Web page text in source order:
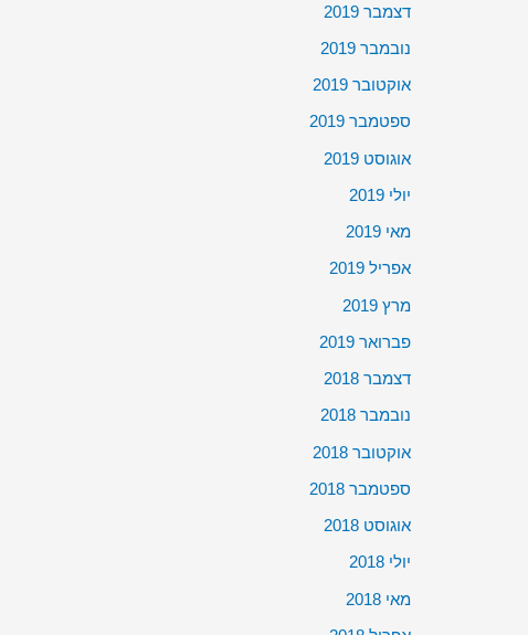
דצמבר 2019
נובמבר 2019
אוקטובר 2019
ספטמבר 2019
אוגוסט 2019
יולי 2019
מאי 2019
אפריל 2019
מרץ 2019
פברואר 2019
דצמבר 2018
נובמבר 2018
אוקטובר 2018
ספטמבר 2018
אוגוסט 2018
יולי 2018
מאי 2018